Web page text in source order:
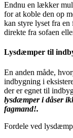
Endnu en lækker
for at koble den op
kan styre lyset fra
direkte fra sofaen
Lysdæmper til
En anden måde,
indbygning i
der er egnet til
lysdæmper i dåser
fagmand!.
Fordele ved